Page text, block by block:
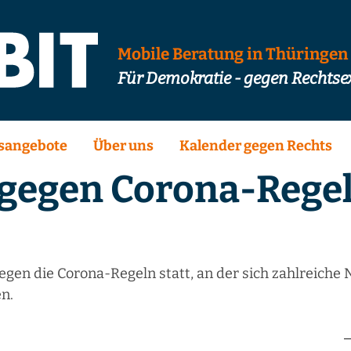
Mobile Beratung in Thüringen
Für Demokratie - gegen
Über uns Kalender gegen Rechts
Corona-
die Corona-Regeln statt, an der sich zahlreiche